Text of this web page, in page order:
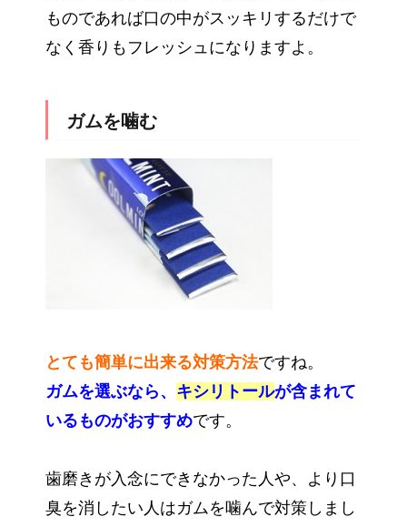
ものであれば口の中がスッキリするだけで
なく香りもフレッシュになりますよ。
ガムを噛む
とても簡単に出来る対策方法ですね。
ガムを選ぶなら、 キシリトールが含まれて
いるものがおすすめです。
歯磨きが入念にできなかった人や、より口
臭を消したい人はガムを噛んで対策しまし